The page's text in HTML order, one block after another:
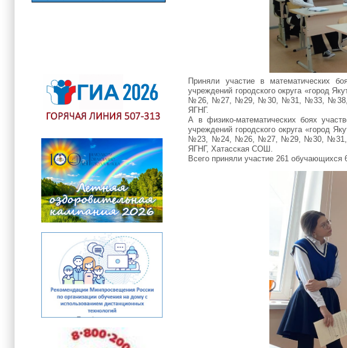
Приняли участие в математических
учреждений городского округа
№26, №27, №29, №30, №31, №33, №38,
ЯГНГ.
А в физико-математических боях
учреждений городского округа
№23, №24, №26, №27, №29, №30, №31,
ЯГНГ, Хатасская СОШ.
Всего приняли участие 261 обучающихся